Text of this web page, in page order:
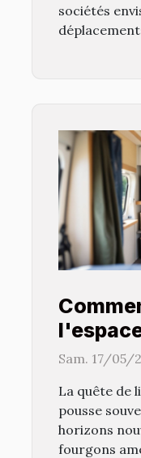
sociétés
dans un
Sam. 17/05/
La quête de
pousse
horizons
fourgons